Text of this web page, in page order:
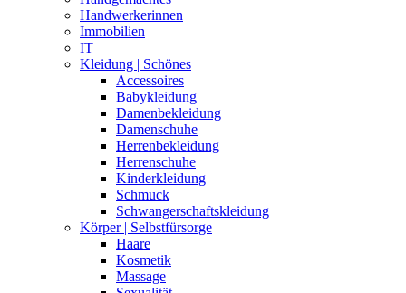
Handwerkerinnen
Immobilien
IT
Kleidung | Schönes
Accessoires
Babykleidung
Damenbekleidung
Damenschuhe
Herrenbekleidung
Herrenschuhe
Kinderkleidung
Schmuck
Schwangerschaftskleidung
Körper | Selbstfürsorge
Haare
Kosmetik
Massage